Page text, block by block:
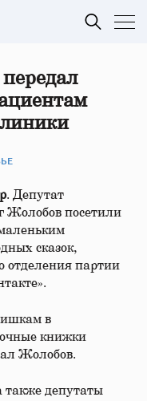
. Депутат
Жолобов посетили
сказок,
отделения партии
в
книжки
Жолобов.
также депутаты